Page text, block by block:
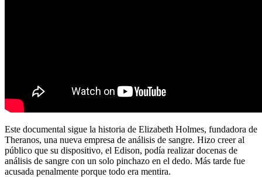
Este documental sigue la historia de Elizabeth Holmes, fundadora de
Theranos, una nueva empresa de análisis de sangre. Hizo creer al
público que su dispositivo, el Edison, podía realizar docenas de
análisis de sangre con un solo pinchazo en el dedo. Más tarde fue
acusada penalmente porque todo era mentira.